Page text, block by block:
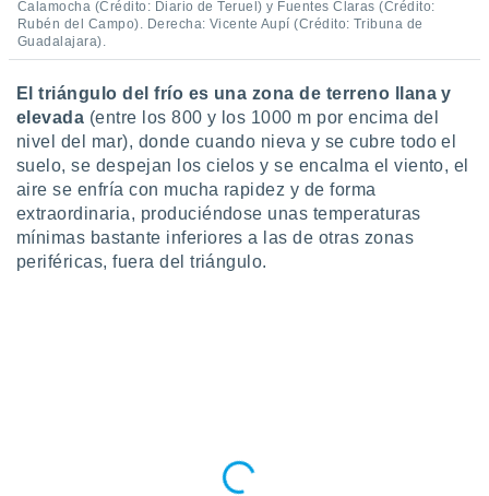
u
datos
en
en
en
Calamocha (Crédito: Diario de Teruel) y Fuentes Claras (Crédito:
Rubén del Campo). Derecha: Vicente Aupí (Crédito: Tribuna de
Guadalajara).
El triángulo del frío es una zona de terreno llana y
elevada (entre los 800 y los 1000 m por encima del
nivel del mar), donde cuando nieva y se cubre todo el
suelo, se despejan los cielos y se encalma el viento, el
aire se enfría con mucha rapidez y de forma
extraordinaria, produciéndose unas temperaturas
mínimas bastante inferiores a las de otras zonas
periféricas, fuera del triángulo.